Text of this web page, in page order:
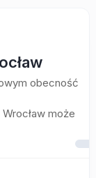
obecność
może